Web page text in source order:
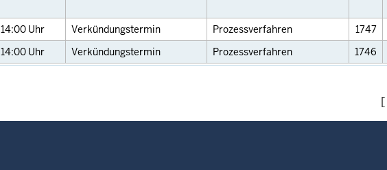
14:00 Uhr Verkündungstermin Prozessverfahren 1747
14:00 Uhr Verkündungstermin Prozessverfahren 1746
[